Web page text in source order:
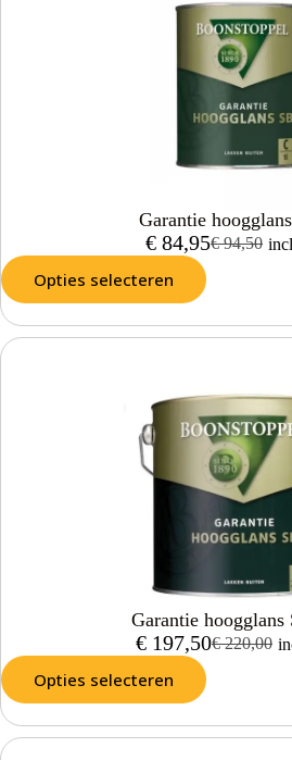
Garantie
€94,50
€ 84,95
Opties selecteren
Garantie hoogglans
€220,00
€ 197,50
Opties selecteren